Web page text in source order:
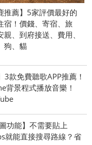
推薦】5家評價最好的
宿！價錢、寄宿、旅
親、到府接送、費用、
狗、貓
3款免費聽歌APP推薦！
背景程式播放音樂！
功能】不需要貼上
就能直接搜尋路線？省